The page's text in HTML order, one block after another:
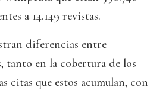
a 14.149 revistas.
diferencias entre
tanto en la cobertura de los
citas que estos acumulan, con